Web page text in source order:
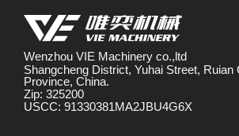
Wenzhou VIE Machinery co.,ltd
Shangcheng District, Yuhai Street, Ruian
Province, China.
Zip: 325200
USCC: 91330381MA2JBU4G6X